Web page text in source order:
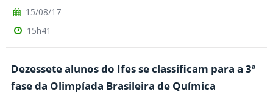
15/08/17
15h41
Dezessete alunos do Ifes se classificam para a 3ª
fase da Olimpíada Brasileira de Química